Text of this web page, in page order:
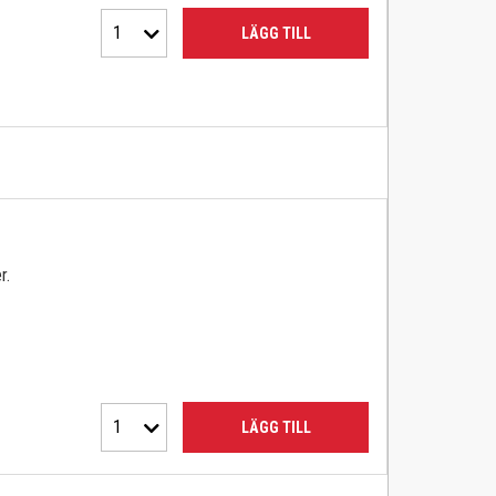
1 LÄGG TILL
1 LÄGG TILL